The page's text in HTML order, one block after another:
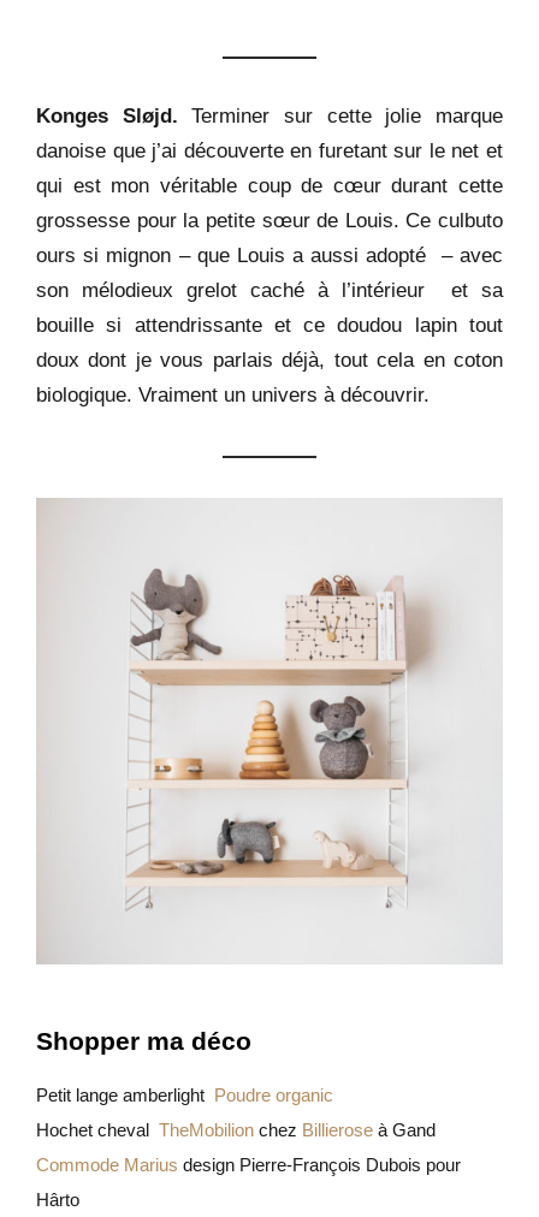
Konges Sløjd. Terminer sur cette jolie marque
danoise que j’ai découverte en furetant sur le net et
qui est mon véritable coup de cœur durant cette
grossesse pour la petite sœur de Louis. Ce culbuto
ours si mignon – que Louis a aussi adopté – avec
son mélodieux grelot caché à l’intérieur et sa
bouille si attendrissante et ce doudou lapin tout
doux dont je vous parlais déjà, tout cela en coton
biologique. Vraiment un univers à découvrir.
Shopper ma déco
Petit lange amberlight
Poudre organic
Hochet cheval TheMobilion chez Billierose à Gand
Commode Marius design Pierre-François Dubois pour
Hârto